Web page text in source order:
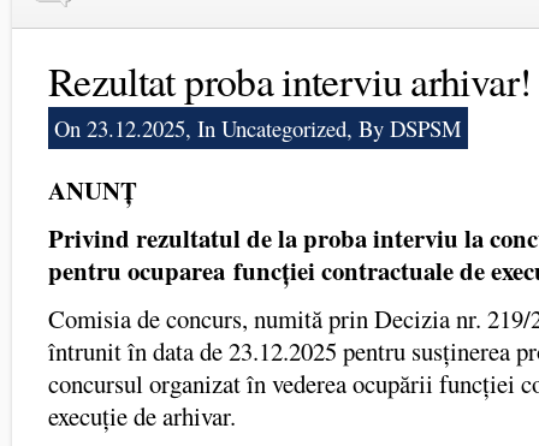
Rezultat proba interviu arhivar!
On 23.12.2025, In Uncategorized, By DSPSM
ANUNȚ
Privind rezultatul de la proba interviu la
pentru ocuparea funcției contractuale de
Comisia de concurs, numită prin Decizia nr. 219/
întrunit în data de 23.12.2025 pentru susținerea
concursul organizat în vederea ocupării funcției
execuție de arhivar.